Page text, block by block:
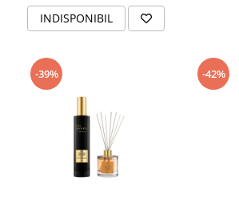
INDISPONIBIL
-39% -42%